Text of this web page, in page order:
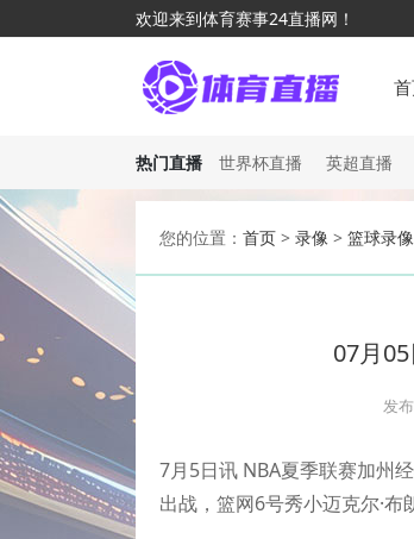
欢迎来到体育赛事24直播网！
热门直播 世界杯直播 英超直播
您的位置： 首页 > 录像 > 篮球录像
07月
发
7月5日讯 NBA夏季联赛加州
出战，篮网6号秀小迈克尔·布